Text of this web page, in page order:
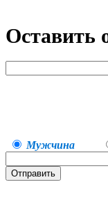
Оставить
Мужчина